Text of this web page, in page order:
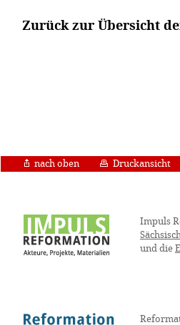
Zurück zur Übersicht
nach oben Druckansicht
Impuls
und die